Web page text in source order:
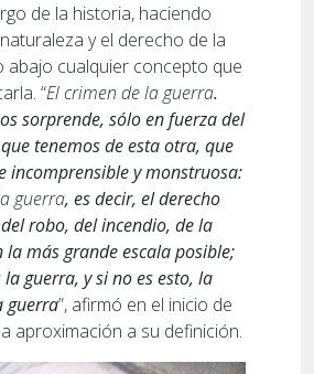
de la historia, haciendo
y el derecho de la
abajo cualquier concepto que
“El crimen de la guerra.
sorprende, sólo en fuerza del
tenemos de esta otra, que
incomprensible y monstruosa:
guerra, es decir, el derecho
robo, del incendio, de la
la más grande escala posible;
guerra, y si no es esto, la
guerra”, afirmó en el inicio de
aproximación a su definición.